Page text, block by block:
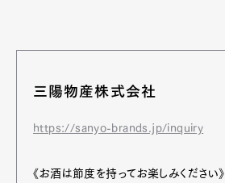
三陽物産株式会社
https://sanyo-brands.jp/inquiry
《お酒は節度を持ってお楽しみください》